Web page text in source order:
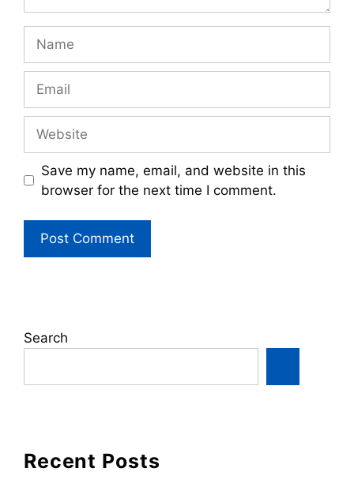
Save my name, email, and website in this
browser for the next time I comment.
Search
Recent Posts